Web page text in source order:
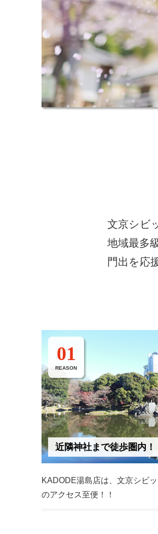
文京シビ
地域最多
門出を応
01
REASON
近隣神社まで徒歩圏内！
KADODE湯島店は、文京シビ
のアクセス至便！！